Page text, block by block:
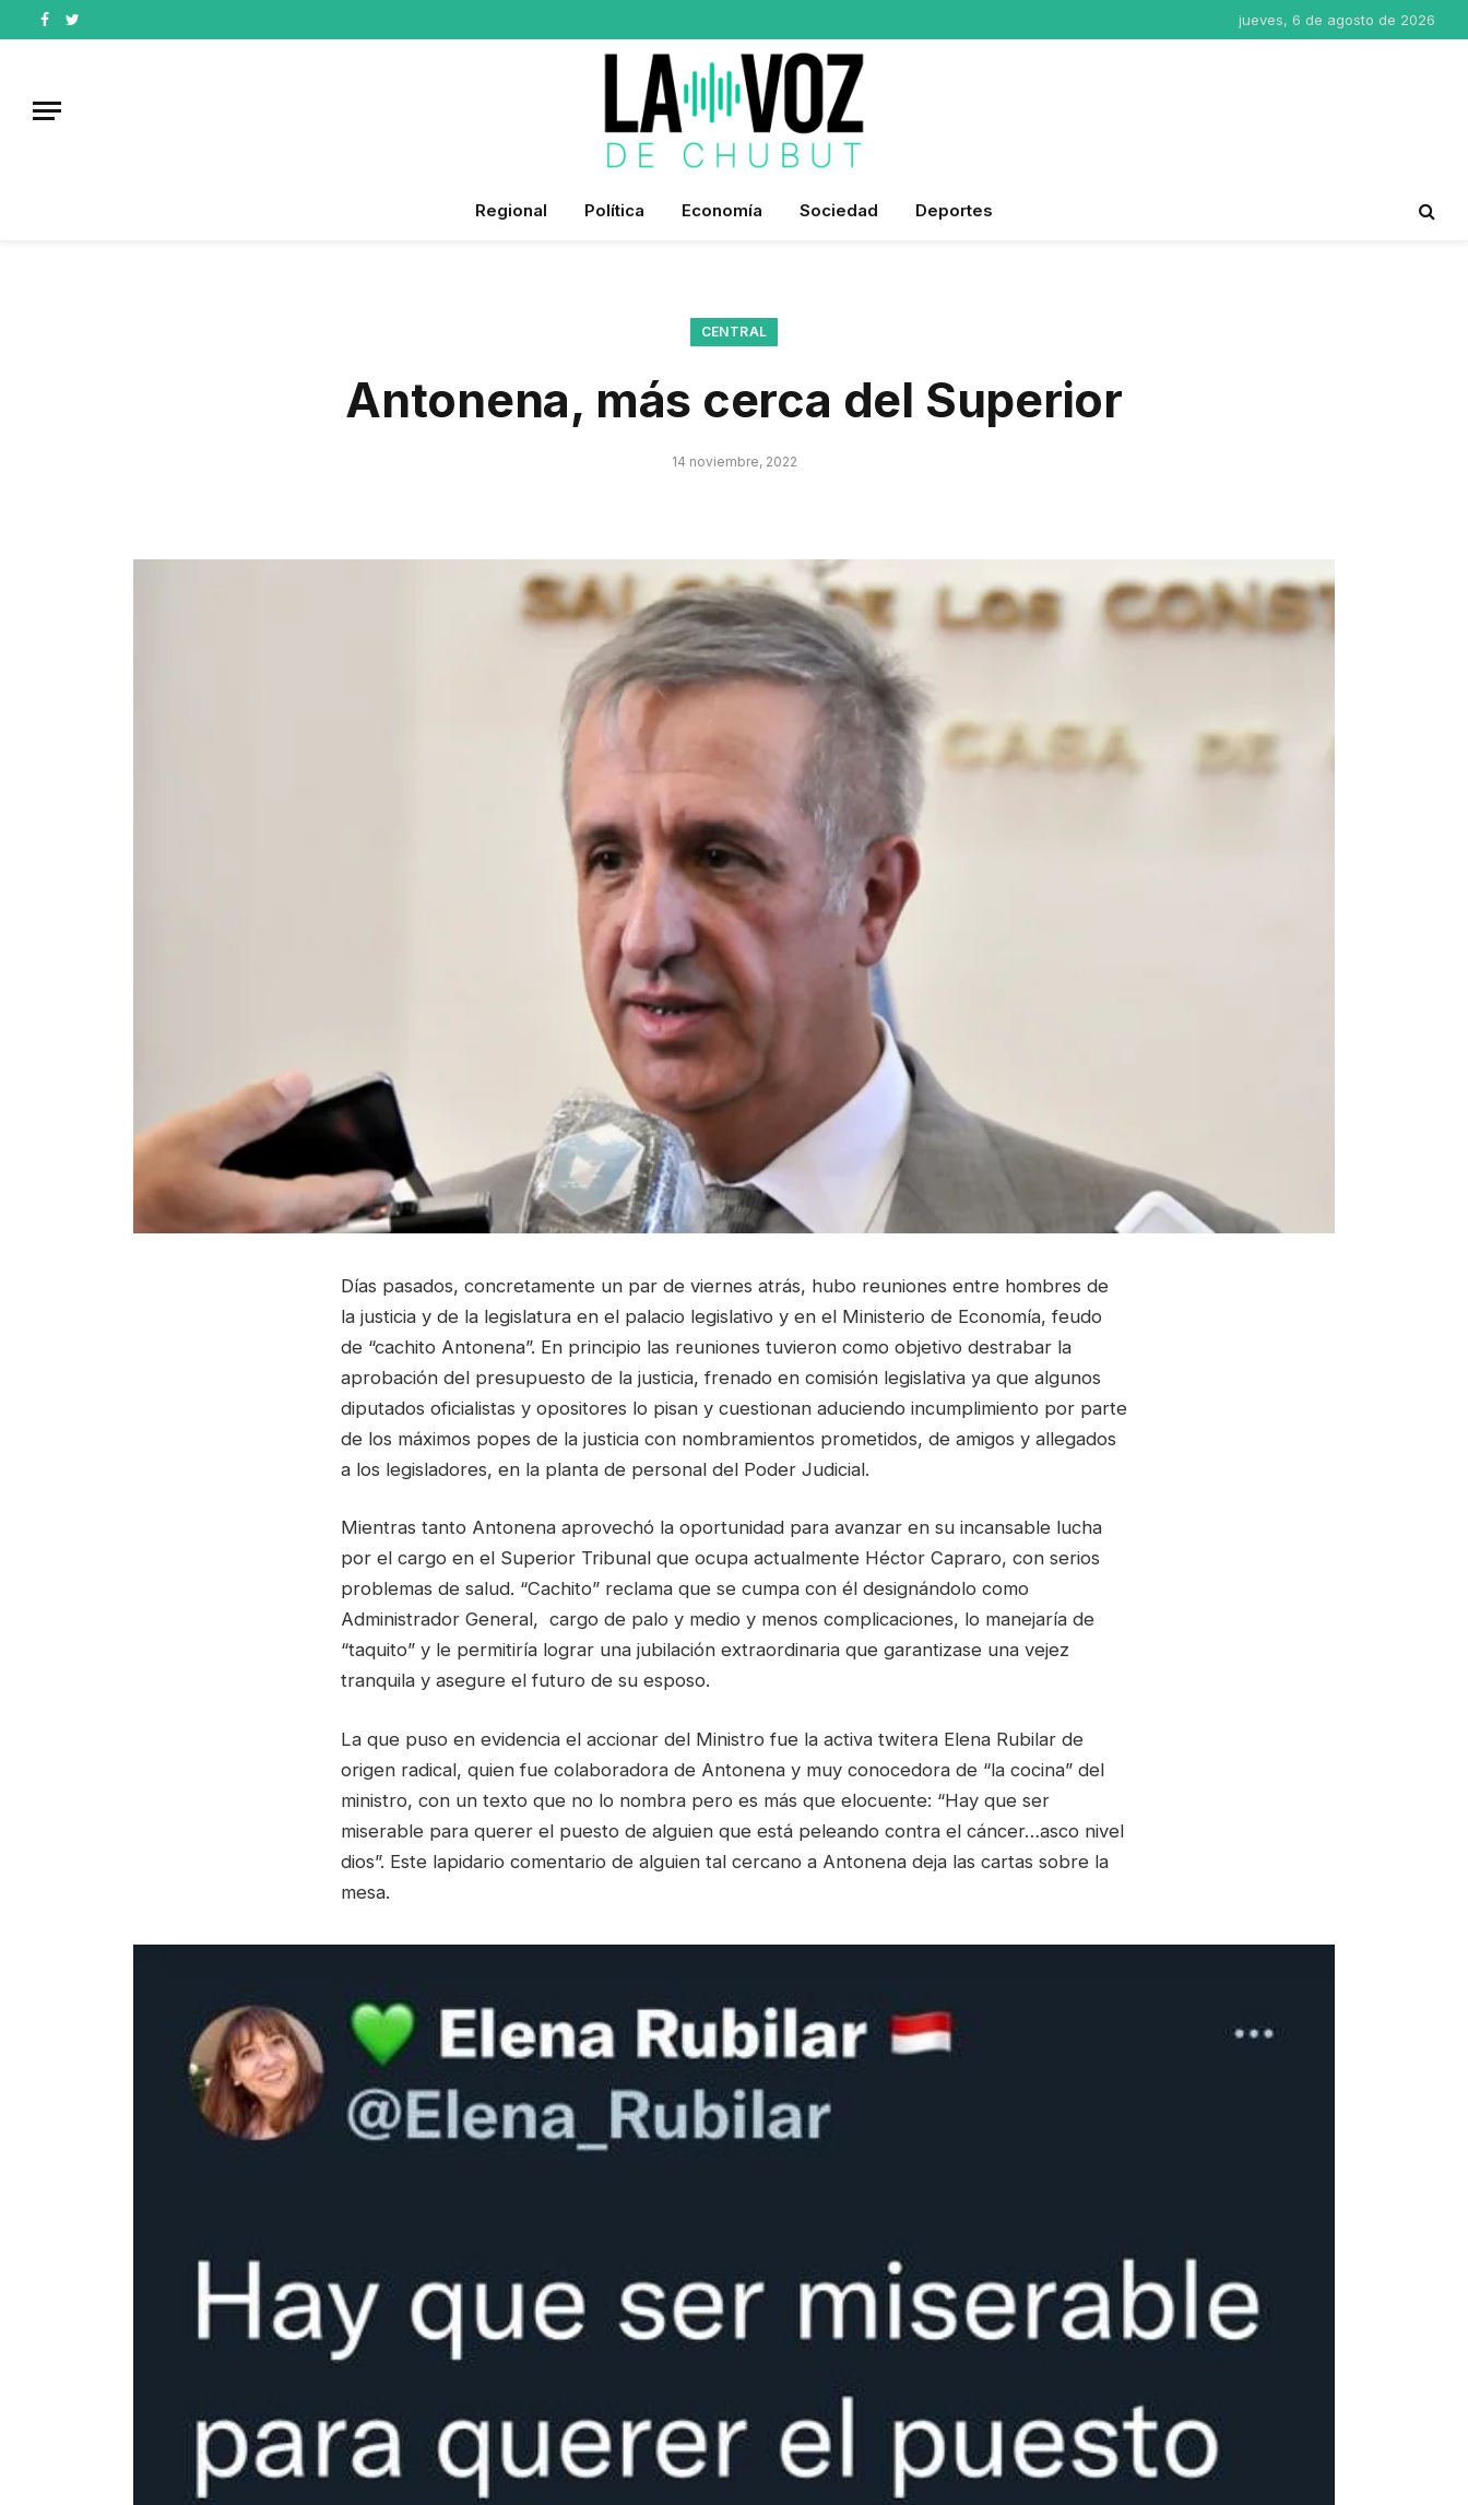
Facebook
Twitter
jueves, 6 de agosto de 2026
Regional Política Economía Sociedad Deportes
CENTRAL
Antonena, más cerca del Superior
14 noviembre, 2022
Días pasados, concretamente un par de viernes atrás, hubo reuniones entre hombres de
la justicia y de la legislatura en el palacio legislativo y en el Ministerio de Economía, feudo
de “cachito Antonena”. En principio las reuniones tuvieron como objetivo destrabar la
aprobación del presupuesto de la justicia, frenado en comisión legislativa ya que algunos
diputados oficialistas y opositores lo pisan y cuestionan aduciendo incumplimiento por parte
de los máximos popes de la justicia con nombramientos prometidos, de amigos y allegados
a los legisladores, en la planta de personal del Poder Judicial.
Mientras tanto Antonena aprovechó la oportunidad para avanzar en su incansable lucha
por el cargo en el Superior Tribunal que ocupa actualmente Héctor Capraro, con serios
problemas de salud. “Cachito” reclama que se cumpa con él designándolo como
Administrador General, cargo de palo y medio y menos complicaciones, lo manejaría de
“taquito” y le permitiría lograr una jubilación extraordinaria que garantizase una vejez
tranquila y asegure el futuro de su esposo.
La que puso en evidencia el accionar del Ministro fue la activa twitera Elena Rubilar de
origen radical, quien fue colaboradora de Antonena y muy conocedora de “la cocina” del
ministro, con un texto que no lo nombra pero es más que elocuente: “Hay que ser
miserable para querer el puesto de alguien que está peleando contra el cáncer…asco nivel
dios”. Este lapidario comentario de alguien tal cercano a Antonena deja las cartas sobre la
mesa.